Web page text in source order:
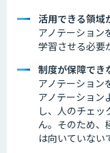
活用できる領域
アノテーション
学習させる必要
制度が保障でき
アノテーション
アノテーション
し、人のチェ
ん。そのため、
は向いていない